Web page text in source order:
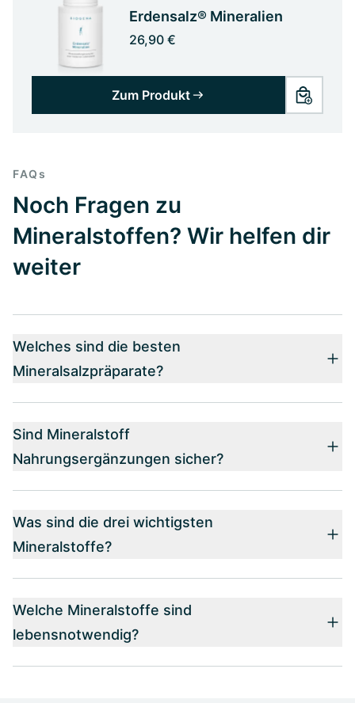
Erdensalz® Mineralien
26,90 €
Zum Produkt
FAQs
Noch Fragen zu
Mineralstoffen? Wir helfen dir
weiter
Welches sind die besten
Mineralsalzpräparate?
Sind Mineralstoff
Nahrungsergänzungen sicher?
Was sind die drei wichtigsten
Mineralstoffe?
Welche Mineralstoffe sind
lebensnotwendig?